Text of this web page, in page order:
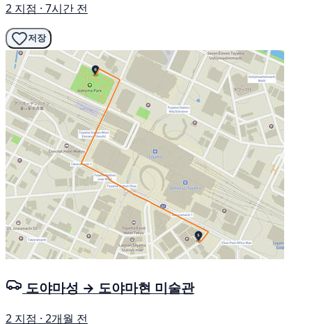
2 지점 · 7시간 전
저장
도야마성 → 도야마현 미술관
2 지점 · 2개월 전